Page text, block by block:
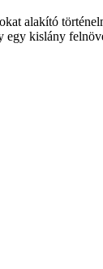
alakító
egy kislány